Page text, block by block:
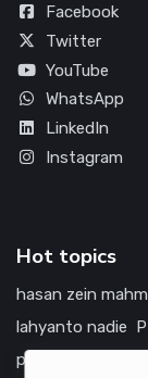
Facebook
Twitter
YouTube
WhatsApp
LinkedIn
Instagram
Hot topics
hasan zein
lahyanto nadie
prabowo subianto